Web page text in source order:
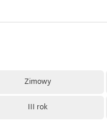
Zimowy
III rok